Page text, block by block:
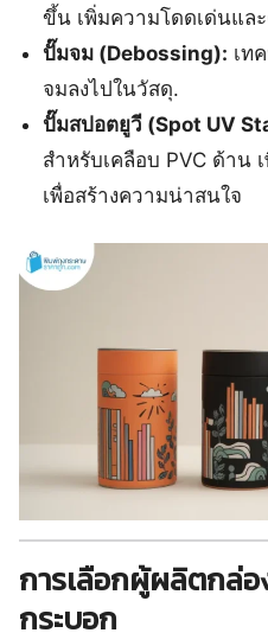
ขึ้น เพิ่มความโดดเด่นแล
ปั๊มจม (Debossing): เท
จมลงไปในวัสดุ.
ปั๊มสปอตยูวี (Spot UV
สำหรับเคลือบ PVC ด้าน
เพื่อสร้างความน่าสนใจ
การเลือกผู้ผลิตกล่
กระบอก